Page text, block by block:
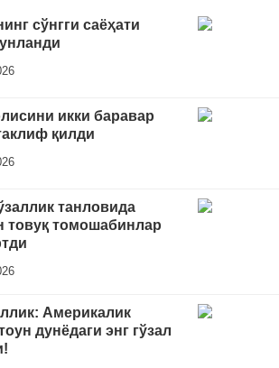
сўнгги саёҳати
икки баравар
қилди
танловида
товуқ томошабинлар
Америкалик
дунёдаги энг гўзал